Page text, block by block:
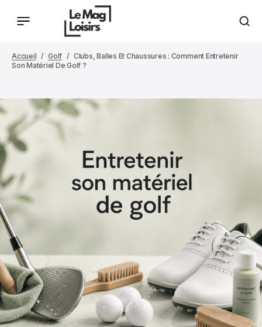
Accueil Golf
Clubs, Balles Et Chaussures : Comment Entretenir
Son Matériel De Golf ?